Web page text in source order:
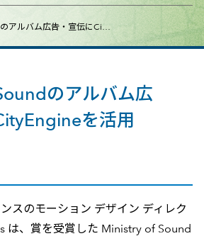
アルバム広告・宣伝にCi…
のアルバム広
を活用
スのモーション デザイン ディレク
、賞を受賞した Ministry of Sound